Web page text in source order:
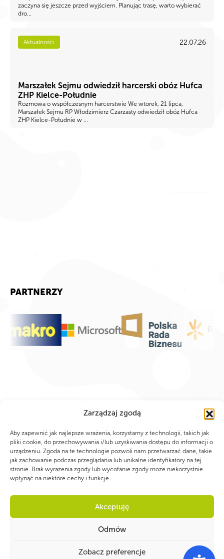
Zarządzaj zgodą
Aby zapewnić jak najlepsze wrażenia, korzystamy z technologii, takich jak
pliki cookie, do przechowywania i/lub uzyskiwania dostępu do informacji o
urządzeniu. Zgoda na te technologie pozwoli nam przetwarzać dane, takie
jak zachowanie podczas przeglądania lub unikalne identyfikatory na tej
stronie. Brak wyrażenia zgody lub wycofanie zgody może niekorzystnie
wpłynąć na niektóre cechy i funkcje.
Akceptuję
Odmów
Zobacz preferencje
zaczyna się jeszcze przed wyjściem. Planując trasę, warto wybierać
dro...
Aktualności 22.07.26
Marszałek Sejmu odwiedził harcerski obóz Hufca
ZHP Kielce-Południe
Rozmowa o współczesnym harcerstwie We wtorek, 21 lipca,
Marszałek Sejmu RP Włodzimierz Czarzasty odwiedził obóz Hufca
ZHP Kielce-Południe w ...
PARTNERZY
WSPÓLNIE DLA HARCERSKIEJ MISJI
Twoje wsparcie, nasza